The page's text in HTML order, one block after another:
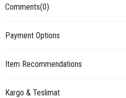
Comments(0)
Payment Options
Item Recommendations
Kargo & Teslimat